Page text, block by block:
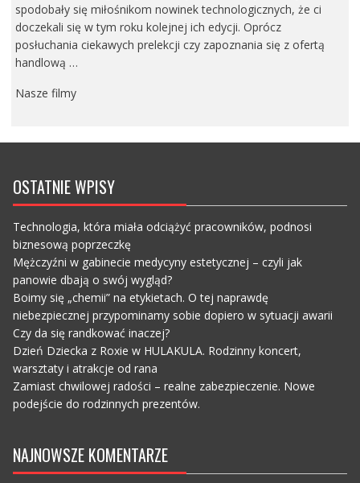
spodobały się miłośnikom nowinek technologicznych, że ci
doczekali się w tym roku kolejnej ich edycji. Oprócz
posłuchania ciekawych prelekcji czy zapoznania się z ofertą
handlową …
Nasze filmy
OSTATNIE WPISY
Technologia, która miała odciążyć pracowników, podnosi
biznesową poprzeczkę
Mężczyźni w gabinecie medycyny estetycznej – czyli jak
panowie dbają o swój wygląd?
Boimy się „chemii” na etykietach. O tej naprawdę
niebezpiecznej przypominamy sobie dopiero w sytuacji awarii
Czy da się randkować inaczej?
Dzień Dziecka z Roxie w HULAKULA. Rodzinny koncert,
warsztaty i atrakcje od rana
Zamiast chwilowej radości – realne zabezpieczenie. Nowe
podejście do rodzinnych prezentów.
NAJNOWSZE KOMENTARZE